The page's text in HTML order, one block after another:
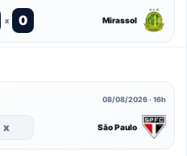
x 0 Mirassol
08/08/2026 · 16h
x São Paulo